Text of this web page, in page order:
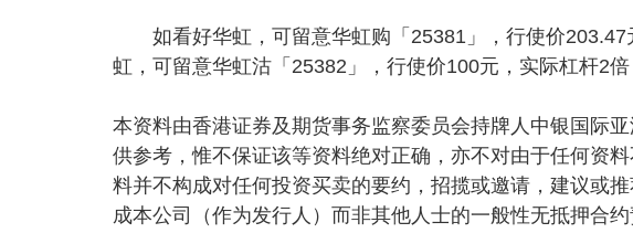
如看好华虹，可留意华虹购「25381」，行使价203.47
虹，可留意华虹沽「25382」，行使价100元，实际杠杆2倍
本资料由香港证券及期货事务监察委员会持牌人中银国际
供参考，惟不保证该等资料绝对正确，亦不对由于任何资
料并不构成对任何投资买卖的要约，招揽或邀请，建议或
成本公司（作为发行人）而非其他人士的一般性无抵押合